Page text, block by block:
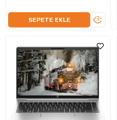
SEPETE EKLE
ÜRÜNÜ